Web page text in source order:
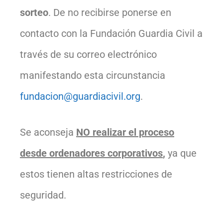
sorteo. De no recibirse ponerse en
contacto con la Fundación Guardia Civil a
través de su correo electrónico
manifestando esta circunstancia
fundacion@guardiacivil.org.
Se aconseja NO realizar el proceso
desde ordenadores corporativos, ya que
estos tienen altas restricciones de
seguridad.